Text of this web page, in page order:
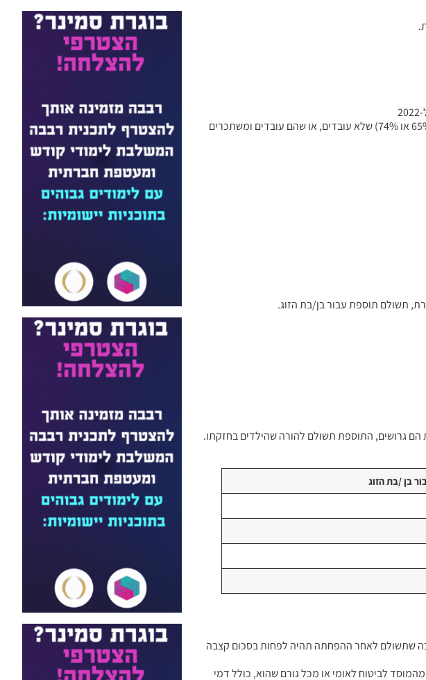
תוספת חלקית – תוספת חלקית משולמת בהתאם לחלקיות הדרגה למקבלי קצבה עם דרגת אי כושר חלקית (60%, 65% או 74%) שלא עובדים, או שהם עובדים ומשתכרים
גרושים, התוספת תשולם להורה שהילדים בחזקתו.
בן /בת הזוג
שתשולם לאחר ההפחתה תהיה לפחות בסכום קצבה
לביטוח לאומי או מכל גורם שהוא, כולל דמי